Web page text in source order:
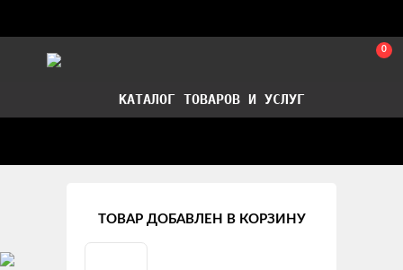
0
КАТАЛОГ ТОВАРОВ И УСЛУГ
ТОВАР ДОБАВЛЕН В КОРЗИНУ